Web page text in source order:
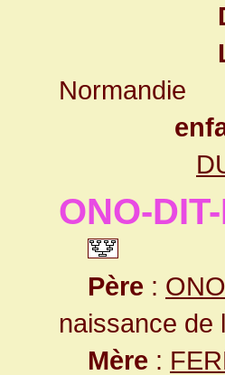
Normandie
ONO-
Père :
naissance de
Mère :